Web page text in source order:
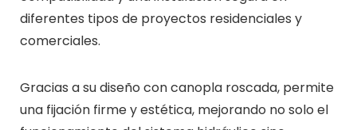
diferentes tipos de proyectos residenciales y
comerciales.
Gracias a su diseño con canopla roscada, permite
una fijación firme y estética, mejorando no solo el